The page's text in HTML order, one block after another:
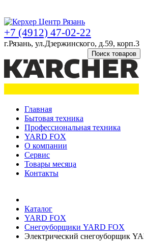
+7 (4912) 47-02-22
г.Рязань, ул.Дзержинского, д.59, корп.3
Поиск товаров
Главная
Бытовая техника
Профессиональная техника
YARD FOX
О компании
Сервис
Товары месяца
Контакты
Каталог
YARD FOX
Снегоуборщики YARD FOX
Электрический снегоуборщик